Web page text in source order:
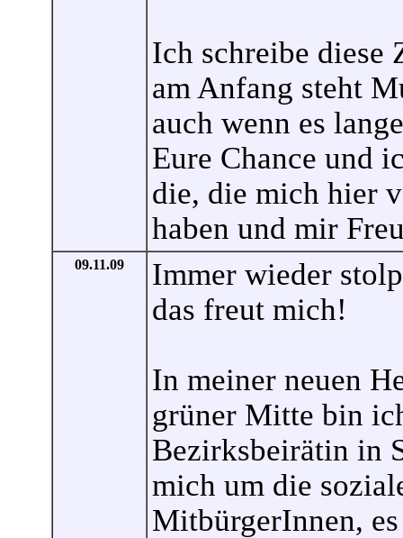
Ich schreibe
am Anfang steht
auch wenn es
Eure Chance und
die, die mich hier
haben und mir
09.11.09
Immer wieder
das freut mich!
In meiner neuen
grüner Mitte bin
Bezirksbeirätin in
mich um die
MitbürgerInnen,